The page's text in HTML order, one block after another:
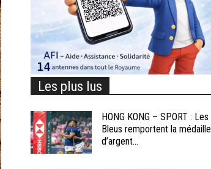
Les plus lus
HONG KONG – SPORT : Les
Bleus remportent la médaille
d’argent...